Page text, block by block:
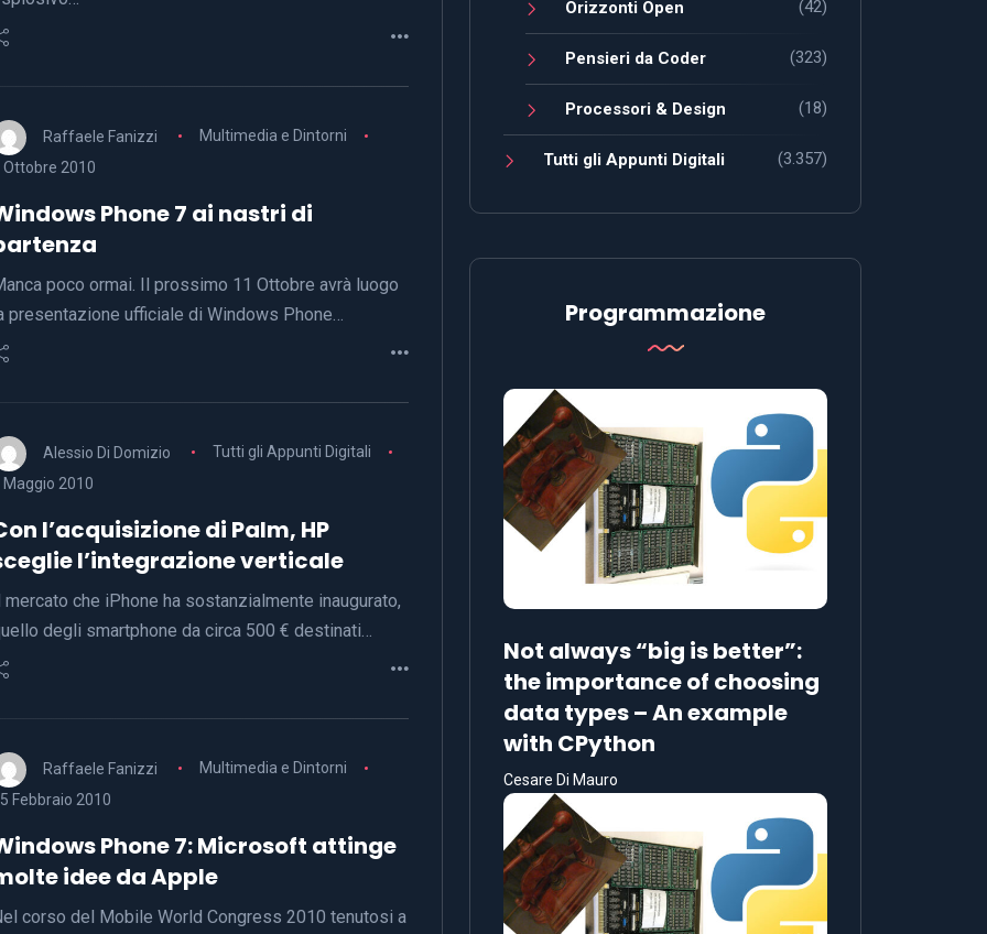
Raffaele Fanizzi
Multimedia e Dintorni
Ottobre 2010
Phone 7 ai nastri di
poco ormai. Il prossimo 11 Ottobre avrà luogo
presentazione ufficiale di Windows Phone…
Alessio Di Domizio
Tutti gli Appunti Digitali
Maggio 2010
l’acquisizione di Palm, HP
l’integrazione verticale
mercato che iPhone ha sostanzialmente inaugurato,
degli smartphone da circa 500 € destinati…
Raffaele Fanizzi
Multimedia e Dintorni
Febbraio 2010
Phone 7: Microsoft attinge
idee da Apple
corso del Mobile World Congress 2010 tenutosi a
Orizzonti Open (42)
Pensieri da Coder (323)
Processori & Design (18)
Tutti gli Appunti Digitali (3.357)
Programmazione
Not always “big is better”:
the importance of choosing
data types – An example
with CPython
Cesare Di Mauro